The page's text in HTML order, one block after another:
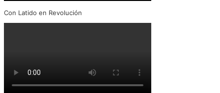
Con Latido en Revolución